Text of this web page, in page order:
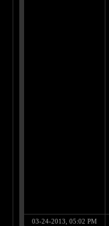
03-24-2013, 05:02 PM